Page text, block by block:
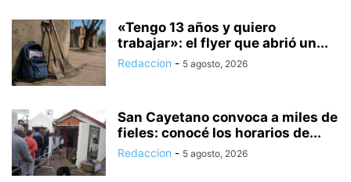
«Tengo 13 años y quiero
trabajar»: el flyer que abrió un...
Redaccion - 5 agosto, 2026
San Cayetano convoca a miles de
fieles: conocé los horarios de...
Redaccion - 5 agosto, 2026